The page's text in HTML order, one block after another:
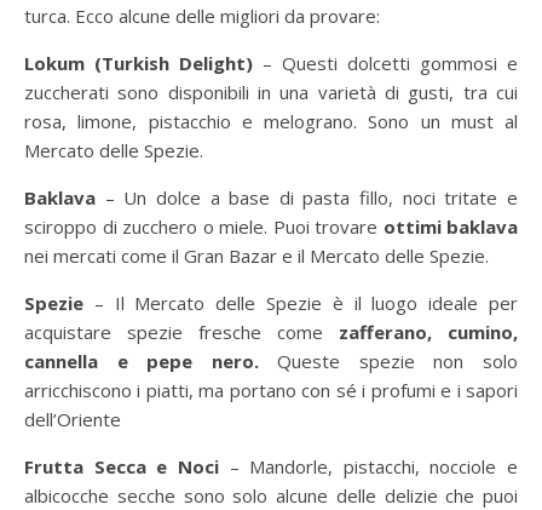
turca. Ecco alcune delle migliori da provare:
Lokum (Turkish Delight) – Questi dolcetti gommosi e
zuccherati sono disponibili in una varietà di gusti, tra cui
rosa, limone, pistacchio e melograno. Sono un must al
Mercato delle Spezie.
Baklava – Un dolce a base di pasta fillo, noci tritate e
sciroppo di zucchero o miele. Puoi trovare ottimi baklava
nei mercati come il Gran Bazar e il Mercato delle Spezie.
Spezie – Il Mercato delle Spezie è il luogo ideale per
acquistare spezie fresche come zafferano, cumino,
cannella e pepe nero.Queste spezie non solo
arricchiscono i piatti, ma portano con sé i profumi e i sapori
dell’Oriente
Frutta Secca e Noci– Mandorle, pistacchi, nocciole e
albicocche secche sono solo alcune delle delizie che puoi